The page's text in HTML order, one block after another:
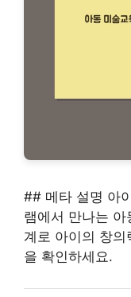
## 메타 설명 아
램에서 만나는
계로 아이의 창
을 확인하세요.